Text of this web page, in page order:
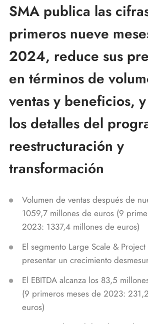
SMA publica las
primeros nueve
2024, reduce sus
en términos de
ventas y beneficios,
los detalles del
reestructuración y
transformación
Volumen de ventas después de
1059,7 millones de euros (9
2023: 1337,4 millones de euros)
El segmento Large Scale &
presentar un crecimiento
El EBITDA alcanza los 83,5
(9 primeros meses de 2023:
euros)